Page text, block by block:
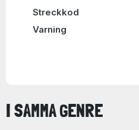
Streckkod
Varning
I SAMMA GENRE